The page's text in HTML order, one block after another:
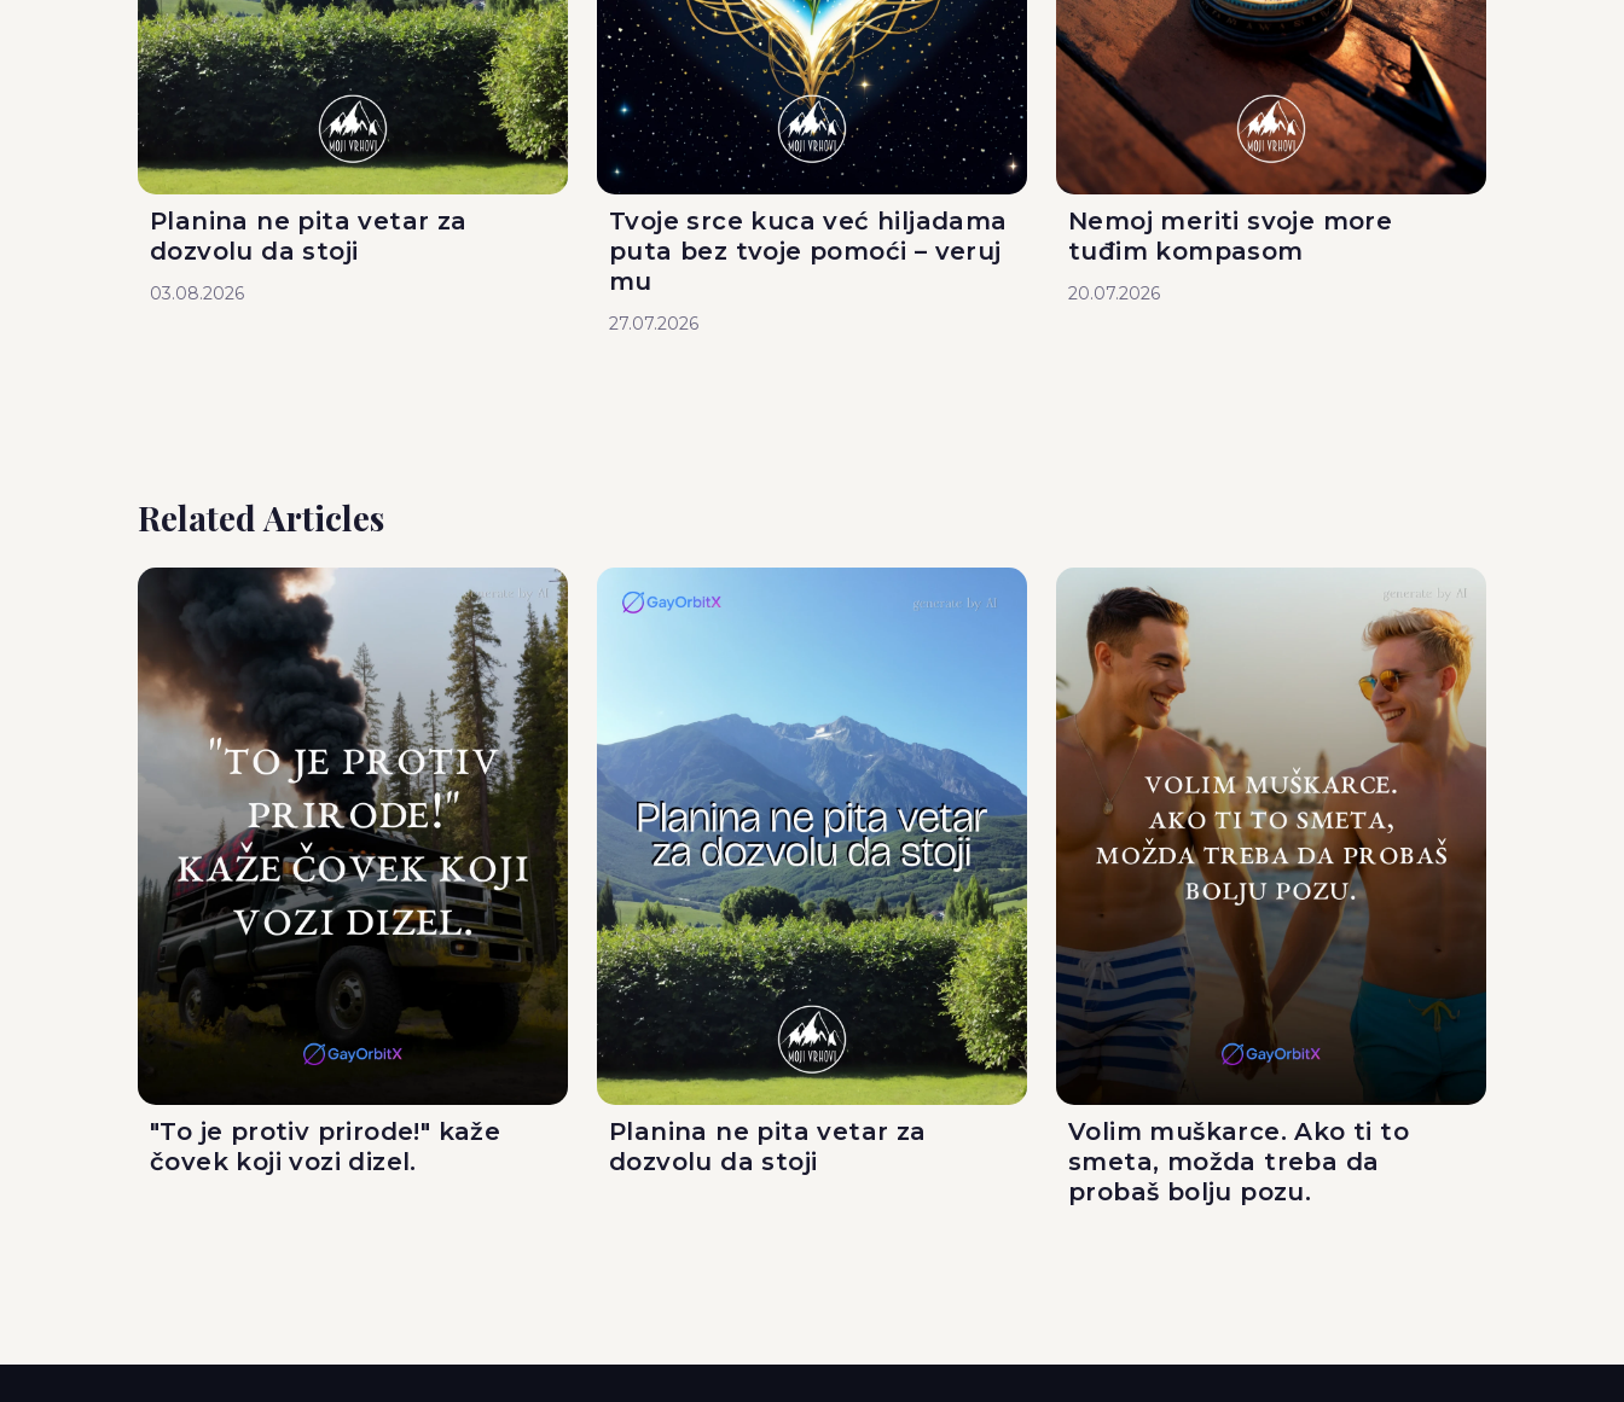
Planina ne pita vetar za
dozvolu da stoji
03.08.2026
Tvoje srce kuca već hiljadama
puta bez tvoje pomoći – veruj
mu
27.07.2026
Nemoj meriti svoje more
tuđim kompasom
20.07.2026
Related Articles
"To je protiv prirode!" kaže
čovek koji vozi dizel.
Planina ne pita vetar za
dozvolu da stoji
Volim muškarce. Ako ti to
smeta, možda treba da
probaš bolju pozu.